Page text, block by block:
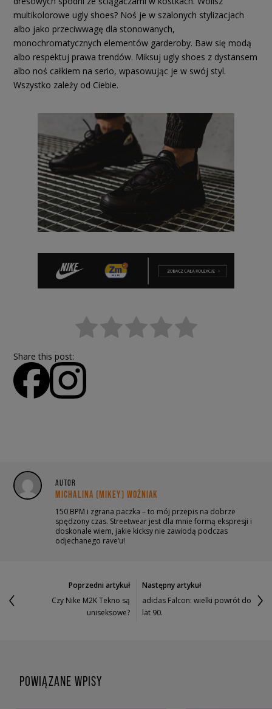
multikolorowe ugly shoes? Noś je w szalonych stylizacjach
albo jako przeciwwagę dla stonowanych,
monochromatycznych elementów garderoby. Baw się modą
albo respektuj prawa trendów. Miksuj ugly shoes z dystansem
albo noś całkiem na serio, wpasowując je w swój styl.
Wszystko zależy od Ciebie.
Share this post:
AUTOR
MICHALINA (MIKEY) WOŹNIAK
150 BPM i zgrana paczka – to mój przepis na dobrze
spędzony czas. Streetwear jest dla mnie formą ekspresji i
doskonale wiem, jakie kicksy nie zawiodą podczas
odjechanego rave’u!
Poprzedni artykuł
Czy Nike M2K Tekno są
uniseksowe?
Następny artykuł
adidas Falcon: wielki powrót do
lat 90.
POWIĄZANE WPISY